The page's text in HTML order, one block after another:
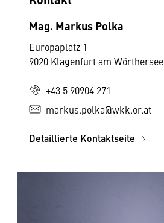
Mag. Markus Polka
Europaplatz 1
9020 Klagenfurt am Wörthersee
+43 5 90904 271
markus.polka@wkk.or.at
Detaillierte Kontaktseite